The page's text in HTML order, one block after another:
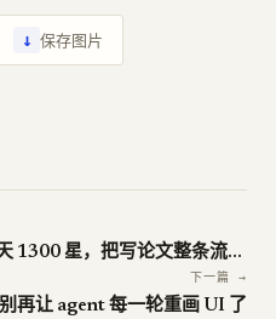
↓ 保存图片
academic-research-skills 一天 1300 星，把写论文整条流水线塞进 Claude Code
下一篇 →
再让 agent 每一轮重画 UI 了